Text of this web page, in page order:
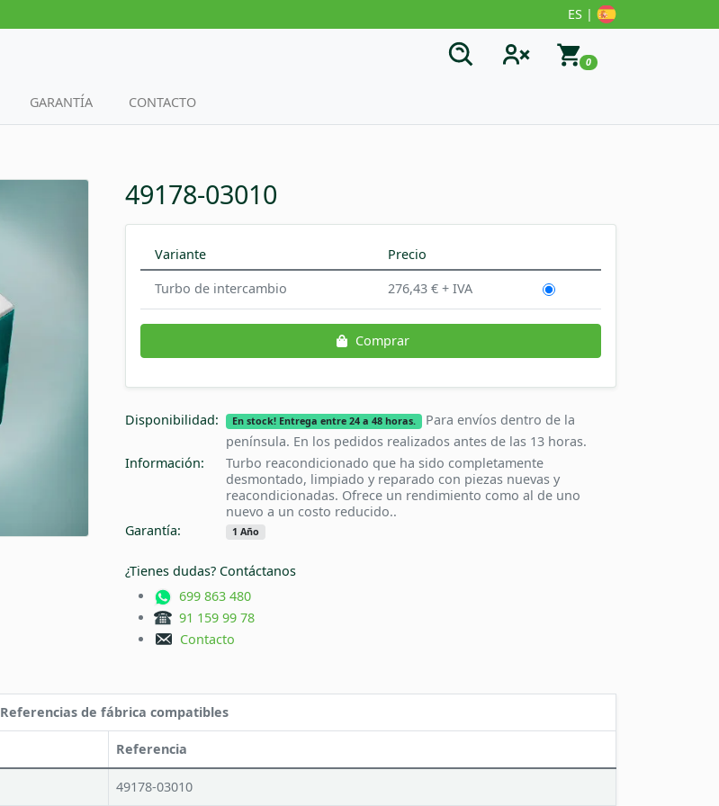
ES |
0
GARANTÍA CONTACTO
49178-03010
Variante
Precio
Turbo de intercambio
276,43 € + IVA
Comprar
Disponibilidad: En stock! Entrega entre 24 a 48 horas.
Para envíos dentro de la
península. En los pedidos realizados antes de las 13 horas.
Información:
Turbo reacondicionado que ha sido completamente
desmontado, limpiado y reparado con piezas nuevas y
reacondicionadas. Ofrece un rendimiento como al de uno
nuevo a un costo reducido..
Garantía:
1 Año
¿Tienes dudas? Contáctanos
699 863 480
91 159 99 78
Contacto
Referencias de fábrica compatibles
Referencia
49178-03010